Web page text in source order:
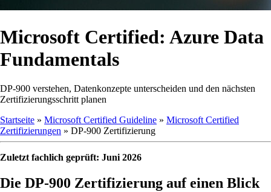
Microsoft Certified: Azure Data
Fundamentals
DP-900 verstehen, Datenkonzepte unterscheiden und den nächsten
Zertifizierungsschritt planen
Startseite » Microsoft Certified Guideline » Microsoft Certified
Zertifizierungen » DP-900 Zertifizierung
Zuletzt fachlich geprüft: Juni 2026
Die DP-900 Zertifizierung auf einen Blick